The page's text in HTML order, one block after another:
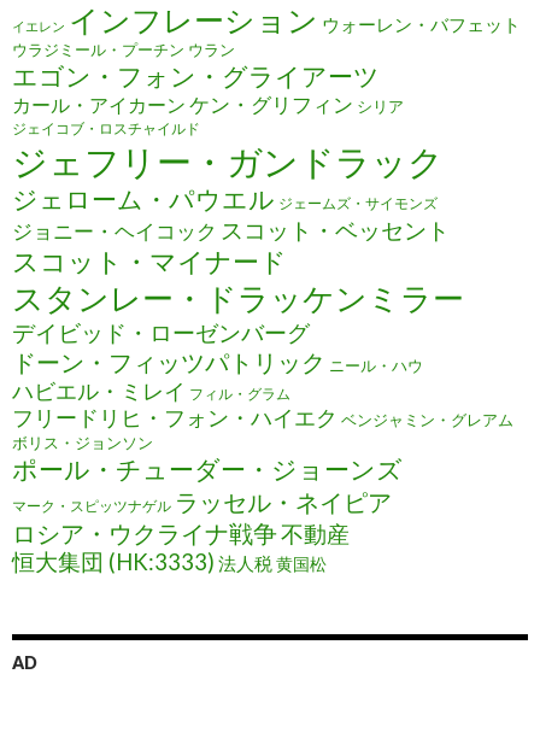
イエレン インフレーション ウォーレン・バフェット
ウラジミール・プーチン ウラン
エゴン・フォン・グライアーツ
カール・アイカーン ケン・グリフィン シリア
ジェイコブ・ロスチャイルド
ジェフリー・ガンドラック
ジェローム・パウエル ジェームズ・サイモンズ
ジョニー・ヘイコック スコット・ベッセント
スコット・マイナード
スタンレー・ドラッケンミラー
デイビッド・ローゼンバーグ
ドーン・フィッツパトリック ニール・ハウ
ハビエル・ミレイ フィル・グラム
フリードリヒ・フォン・ハイエク ベンジャミン・グレアム
ボリス・ジョンソン
ポール・チューダー・ジョーンズ
マーク・スピッツナゲル ラッセル・ネイピア
ロシア・ウクライナ戦争不動産
恒大集団 (HK:3333) 法人税黄国松
AD